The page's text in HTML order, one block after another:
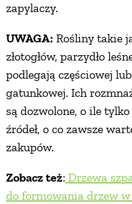
zapylaczy.
UWAGA: Rośliny takie
złotogłów, parzydło
podlegają częściowej
gatunkowej. Ich
są dozwolone, o ile
źródeł, o co zawsze
zakupów.
Zobacz też: Drzewa
do formowania drzew